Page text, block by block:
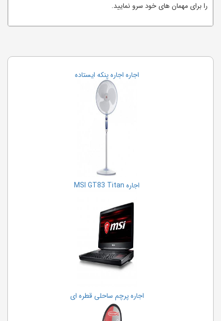
را برای مهمان های خود سرو نمایید.
اجاره اجاره پنکه ایستاده
اجاره MSI GT83 Titan
اجاره پرچم ساحلی قطره ای